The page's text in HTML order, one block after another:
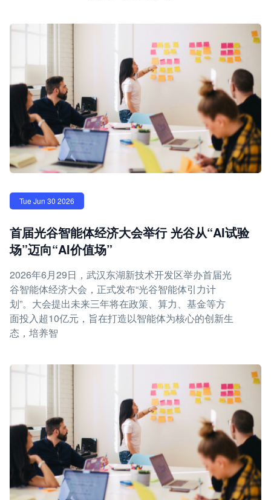
Tue Jun 30 2026
首届光谷智能体经济大会举行 光谷从“AI试验
场”迈向“AI价值场”
2026年6月29日，武汉东湖新技术开发区举办首届光
谷智能体经济大会，正式发布“光谷智能体引力计
划”。大会提出未来三年将在政策、算力、基金等方
面投入超10亿元，旨在打造以智能体为核心的创新生
态，培养智